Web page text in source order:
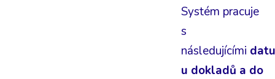
Systém pracuje
s
následujícími
u dokladů a do